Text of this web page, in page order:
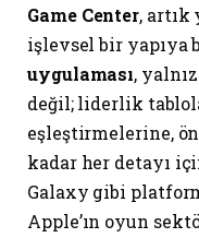
Game Center,
işlevsel bir yapıya
uygulaması,
değil; liderlik
eşleştirmelerine,
kadar her detayı
Galaxy gibi
Apple’ın oyun